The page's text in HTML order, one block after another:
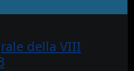
della VIII